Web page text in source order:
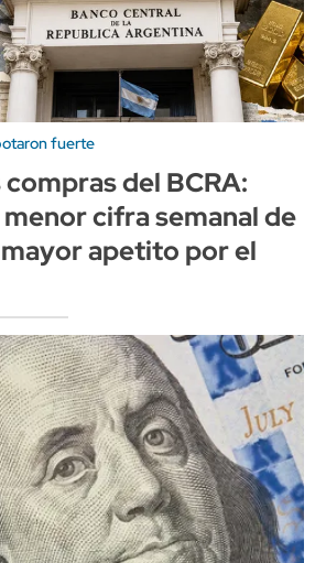
fuerte
del BCRA:
cifra semanal de
apetito por el